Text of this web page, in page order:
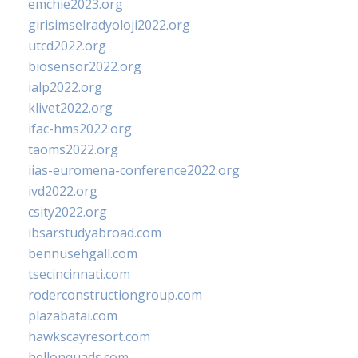
emchie2023.org
girisimselradyoloji2022.org
utcd2022.org
biosensor2022.org
ialp2022.org
klivet2022.org
ifac-hms2022.org
taoms2022.org
iias-euromena-conference2022.org
ivd2022.org
csity2022.org
ibsarstudyabroad.com
bennusehgall.com
tsecincinnati.com
roderconstructiongroup.com
plazabatai.com
hawkscayresort.com